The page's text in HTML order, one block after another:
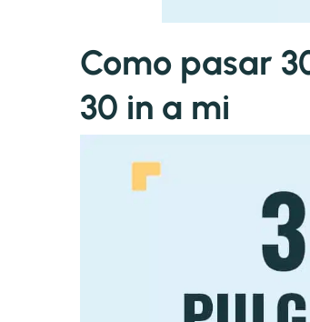
Como pasar
30 in a mi